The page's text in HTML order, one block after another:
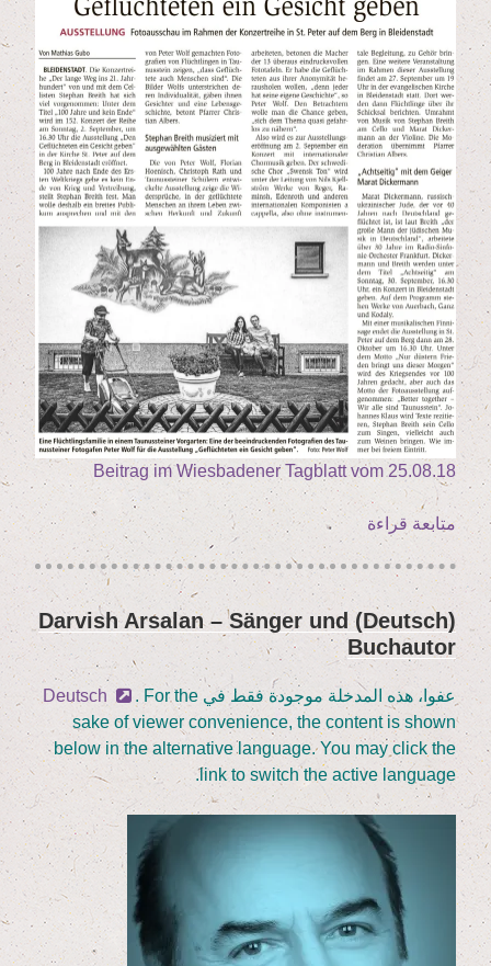
Bei­trag im Wies­ba­de­ner Tag­blatt vom 25.08.18
متابعة قراءة
Aus­
stel­
lung
in
St.
Peter
auf
dem
Berg
2.9.
–
28
10.2018 ″
نُشر
في
(Deutsch) Dar­vish Arsalan – Sän­ger und
Buchautor
عفوا، هذه المدخلة موجودة فقط في Deutsch
. For the
sake of view­er con­ve­ni­ence, the con­tent is shown
below in the alter­na­ti­ve lan­guage. You may click the
link to switch the acti­ve language.